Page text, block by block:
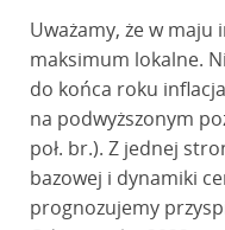
Uważamy, że w maju
maksimum lokalne.
do końca roku
na podwyższonym
poł. br.). Z jednej
bazowej i dynamiki
prognozujemy